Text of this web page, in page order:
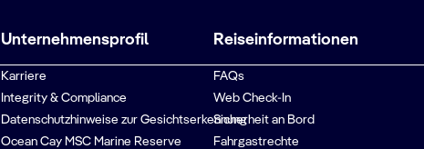
Unternehmensprofil
Karriere
Integrity & Compliance
Datenschutzhinweise zur Gesichtserkennung
Ocean Cay MSC Marine Reserve
Reiseinformationen
FAQs
Web Check-In
Sicherheit an Bord
Fahrgastrechte